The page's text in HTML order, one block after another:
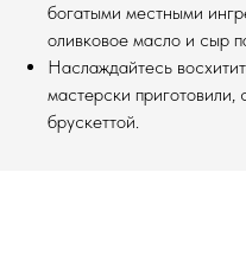
богатыми местными
оливковое масло и сыр
Наслаждайтесь
мастерски
брускеттой.